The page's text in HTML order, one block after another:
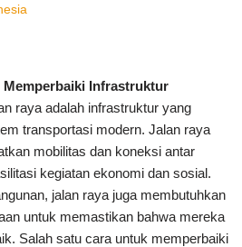
Memperbaiki Infrastruktur
raya adalah infrastruktur yang
transportasi modern. Jalan raya
mobilitas dan koneksi antar
kegiatan ekonomi dan sosial.
jalan raya juga membutuhkan
untuk memastikan bahwa mereka
Salah satu cara untuk memperbaiki